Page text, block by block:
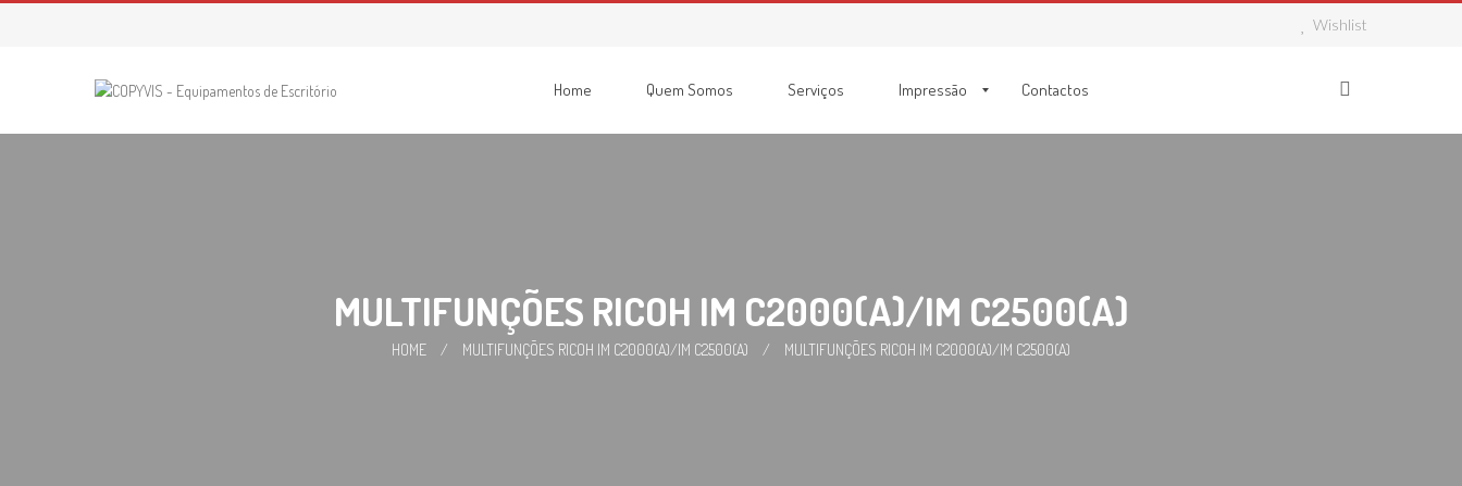
Wishlist
Home Quem Somos Serviços Impressão Contactos
MULTIFUNÇÕES RICOH IM C2000(A)/IM C2500(A)
HOME / MULTIFUNÇÕES RICOH IM C2000(A)/IM C2500(A) / MULTIFUNÇÕES RICOH IM C2000(A)/IM C2500(A)